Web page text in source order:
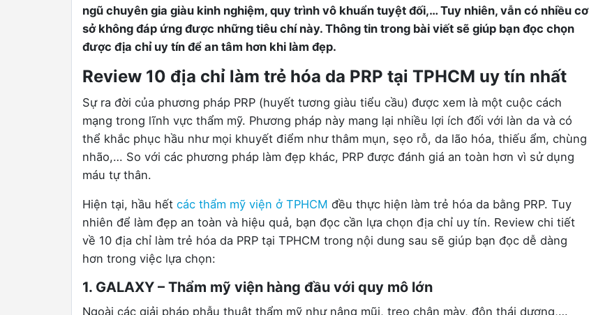
ngũ chuyên gia giàu kinh nghiệm, quy trình vô khuẩn tuyệt đối,… Tuy nhiên, vẫn có nhiều cơ
sở không đáp ứng được những tiêu chí này. Thông tin trong bài viết sẽ giúp bạn đọc chọn
được địa chỉ uy tín để an tâm hơn khi làm đẹp.
Review 10 địa chỉ làm trẻ hóa da PRP tại TPHCM uy tín nhất
Sự ra đời của phương pháp PRP (huyết tương giàu tiểu cầu) được xem là một cuộc cách
mạng trong lĩnh vực thẩm mỹ. Phương pháp này mang lại nhiều lợi ích đối với làn da và có
thể khắc phục hầu như mọi khuyết điểm như thâm mụn, sẹo rỗ, da lão hóa, thiếu ẩm, chùng
nhão,… So với các phương pháp làm đẹp khác, PRP được đánh giá an toàn hơn vì sử dụng
máu tự thân.
Hiện tại, hầu hết các thẩm mỹ viện ở TPHCM đều thực hiện làm trẻ hóa da bằng PRP. Tuy
nhiên để làm đẹp an toàn và hiệu quả, bạn đọc cần lựa chọn địa chỉ uy tín. Review chi tiết
về 10 địa chỉ làm trẻ hóa da PRP tại TPHCM trong nội dung sau sẽ giúp bạn đọc dễ dàng
hơn trong việc lựa chọn:
1. GALAXY – Thẩm mỹ viện hàng đầu với quy mô lớn
Ngoài các giải pháp phẫu thuật thẩm mỹ như nâng mũi, treo chân mày, độn thái dương,…